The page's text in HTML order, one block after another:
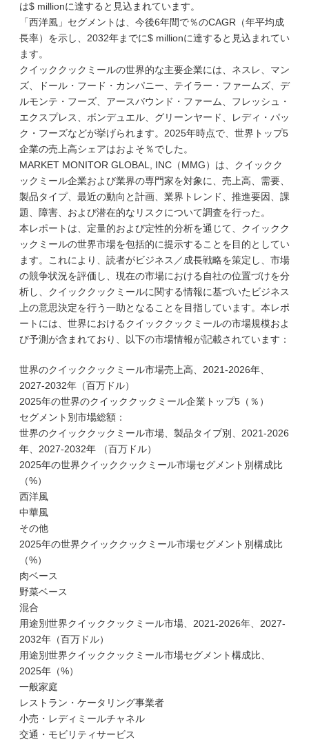
は$ millionに達すると見込まれています。
「西洋風」セグメントは、今後6年間で％のCAGR（年平均成
長率）を示し、2032年までに$ millionに達すると見込まれてい
ます。
クイッククックミールの世界的な主要企業には、ネスレ、マン
ズ、ドール・フード・カンパニー、テイラー・ファームズ、デ
ルモンテ・フーズ、アースバウンド・ファーム、フレッシュ・
エクスプレス、ボンデュエル、グリーンヤード、レディ・パッ
ク・フーズなどが挙げられます。2025年時点で、世界トップ5
企業の売上高シェアはおよそ％でした。
MARKET MONITOR GLOBAL, INC（MMG）は、クイックク
ックミール企業および業界の専門家を対象に、売上高、需要、
製品タイプ、最近の動向と計画、業界トレンド、推進要因、課
題、障害、および潜在的なリスクについて調査を行った。
本レポートは、定量的および定性的分析を通じて、クイックク
ックミールの世界市場を包括的に提示することを目的としてい
ます。これにより、読者がビジネス／成長戦略を策定し、市場
の競争状況を評価し、現在の市場における自社の位置づけを分
析し、クイッククックミールに関する情報に基づいたビジネス
上の意思決定を行う一助となることを目指しています。本レポ
ートには、世界におけるクイッククックミールの市場規模およ
び予測が含まれており、以下の市場情報が記載されています：
世界のクイッククックミール市場売上高、2021-2026年、
2027-2032年（百万ドル）
2025年の世界のクイッククックミール企業トップ5（％）
セグメント別市場総額：
世界のクイッククックミール市場、製品タイプ別、2021-2026
年、2027-2032年 （百万ドル）
2025年の世界クイッククックミール市場セグメント別構成比
（%）
西洋風
中華風
その他
2025年の世界クイッククックミール市場セグメント別構成比
（%）
肉ベース
野菜ベース
混合
用途別世界クイッククックミール市場、2021-2026年、2027-
2032年（百万ドル）
用途別世界クイッククックミール市場セグメント構成比、
2025年（%）
一般家庭
レストラン・ケータリング事業者
小売・レディミールチャネル
交通・モビリティサービス